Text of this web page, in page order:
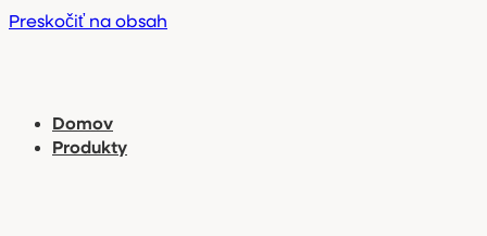
Preskočiť na obsah
Domov
Produkty